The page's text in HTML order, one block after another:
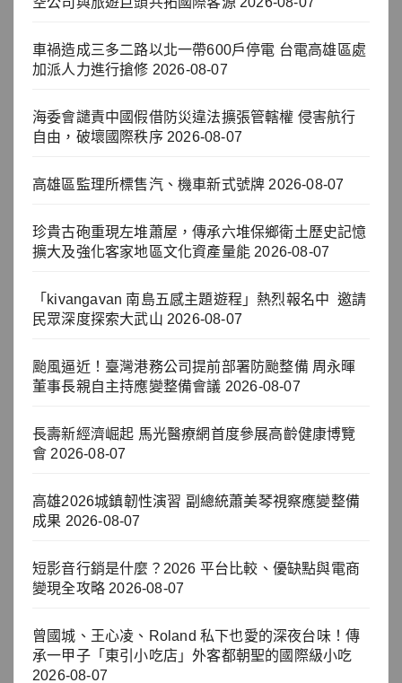
車禍造成三多二路以北一帶600戶停電 台電高雄區處
加派人力進行搶修 2026-08-07
海委會譴責中國假借防災違法擴張管轄權 侵害航行
自由，破壞國際秩序 2026-08-07
高雄區監理所標售汽、機車新式號牌 2026-08-07
珍貴古砲重現左堆蕭屋，傳承六堆保鄉衛土歷史記憶
擴大及強化客家地區文化資產量能 2026-08-07
「kivangavan 南島五感主題遊程」熱烈報名中 邀請
民眾深度探索大武山 2026-08-07
颱風逼近！臺灣港務公司提前部署防颱整備 周永暉
董事長親自主持應變整備會議 2026-08-07
長壽新經濟崛起 馬光醫療網首度參展高齡健康博覽
會 2026-08-07
高雄2026城鎮韌性演習 副總統蕭美琴視察應變整備
成果 2026-08-07
短影音行銷是什麼？2026 平台比較、優缺點與電商
變現全攻略 2026-08-07
曾國城、王心凌、Roland 私下也愛的深夜台味！傳
承一甲子「東引小吃店」外客都朝聖的國際級小吃
2026-08-07